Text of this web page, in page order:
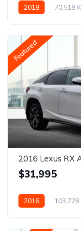
2018 70,518
Featured
2016 Lexus RX
$31,995
2016 103,728